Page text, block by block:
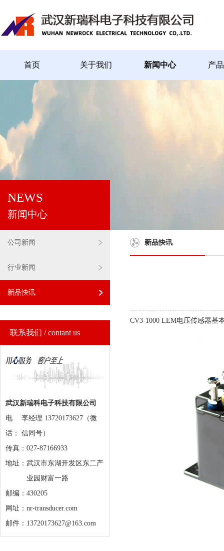
首页 关于我们 新闻中心 产
NEWS
新闻中心
公司新闻
行业新闻
新品快讯
联系我们 / contant us
武汉新瑞科电子科技有限公司
电
话：
李经理 13720173627（微
信同号）
传真：027-87166933
地址： 武汉市东湖开发区东二产
业园财富一路
邮编：430205
网址：nr-transducer.com
邮件：13720173627@163.com
新品快讯
CV3-1000 LEM电压传感器基